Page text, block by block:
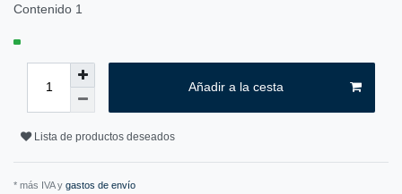
Contenido 1
Añadir a la cesta
Lista de productos deseados
* más IVA y gastos de envío